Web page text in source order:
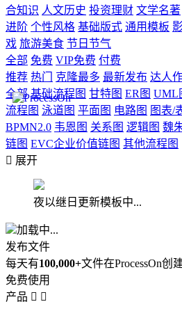
合知识 人文历史 投资理财 文学名著
进阶 个性风格 基础版式 通用模板
戏 旅游美食 节日节气
全部 免费 VIP免费 付费
推荐 热门 克隆最多 最新发布 达人
全部 基础流程图 甘特图 ER图 UML
流程图 泳道图 平面图 电路图 图表/
BPMN2.0 韦恩图 关系图 逻辑图 魏
链图 EVC企业价值链图 其他流程图
 展开
夜以继日更新模板中...
加载中...
发布文件
每天有100,000+文件在ProcessOn创
免费使用
产品  